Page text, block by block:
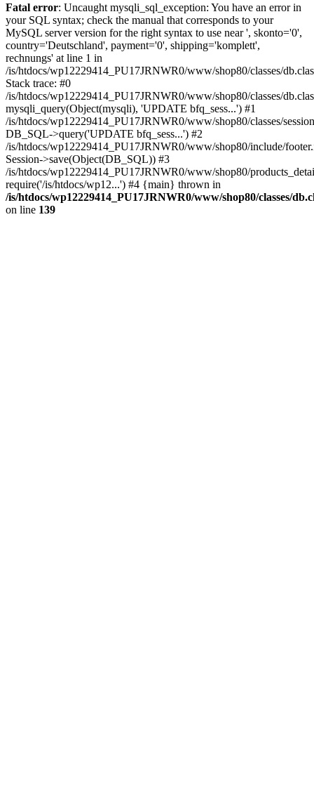
Fatal error: Uncaught mysqli_sql_exception: You have an error in
your SQL syntax; check the manual that corresponds to your
MySQL server version for the right syntax to use near ', skonto='0',
country='Deutschland', payment='0', shipping='komplett',
rechnungs' at line 1 in
/is/htdocs/wp12229414_PU17JRNWR0/www/shop80/classes/
Stack trace: #0
/is/htdocs/wp12229414_PU17JRNWR0/www/shop80/classes/
mysqli_query(Object(mysqli), 'UPDATE bfq_sess...') #1
/is/htdocs/wp12229414_PU17JRNWR0/www/shop80/classes/
DB_SQL->query('UPDATE bfq_sess...') #2
/is/htdocs/wp12229414_PU17JRNWR0/www/shop80/include/
Session->save(Object(DB_SQL)) #3
/is/htdocs/wp12229414_PU17JRNWR0/www/shop80/
require('/is/htdocs/wp12...') #4 {main} thrown in
/is/htdocs/wp12229414_PU17JRNWR0/www/shop80/classes/
on line 139